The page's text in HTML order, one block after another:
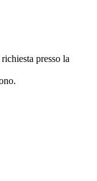
presso la